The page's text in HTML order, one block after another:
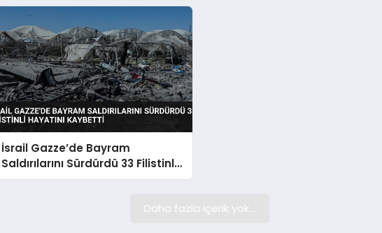
İsrail Gazze’de Bayram
Saldırılarını Sürdürdü 33 Filistinli
Hayatını Kaybetti
Daha fazla içerik yok...